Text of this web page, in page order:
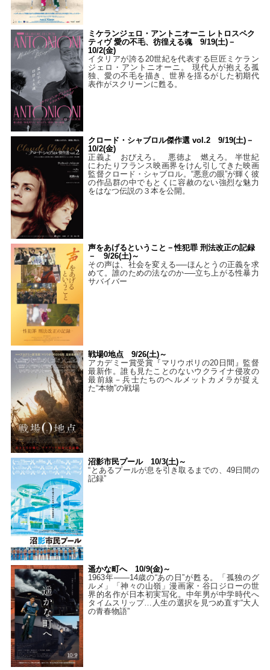
ミケランジェロ・アントニオーニ レトロスペク
ティヴ 愛の不毛、彷徨える魂 9/19(土)－
10/2(金)
イタリアが誇る20世紀を代表する巨匠ミケラン
ジェロ・アントニオーニ。 現代人が抱える孤
独、愛の不毛を描き、世界を揺るがした初期代
表作がスクリーンに甦る。
クロード・シャブロル傑作選 vol.2 9/19(土)－
10/2(金)
正義よ おびえろ。 悪徳よ 燃えろ。 半世紀
にわたりフランス映画界をけん引してきた映画
監督クロード・シャブロル。“悪意の眼”が輝く彼
の作品群の中でもとくに容赦のない強烈な魅力
をはなつ伝説の３本を公開。
声をあげるということ－性犯罪 刑法改正の記録
－ 9/26(土)～
その声は、社会を変える──ほんとうの正義を求
めて。誰のための法なのか──立ち上がる性暴力
サバイバー
戦場0地点 9/26(土)～
アカデミー賞受賞『マリウポリの20日間』監督
最新作。誰も見たことのないウクライナ侵攻の
最前線－兵士たちのヘルメットカメラが捉え
た“本物”の戦場
沼影市民プール 10/3(土)～
“とあるプールが息を引き取るまでの、49日間の
記録”
遥かな町へ 10/9(金)～
1963年――14歳の“あの日”が甦る。「孤独のグ
ルメ」「神々の山嶺」漫画家・谷口ジローの世
界的名作が日本初実写化。中年男が中学時代へ
タイムスリップ…人生の選択を見つめ直す“大人
の青春物語”